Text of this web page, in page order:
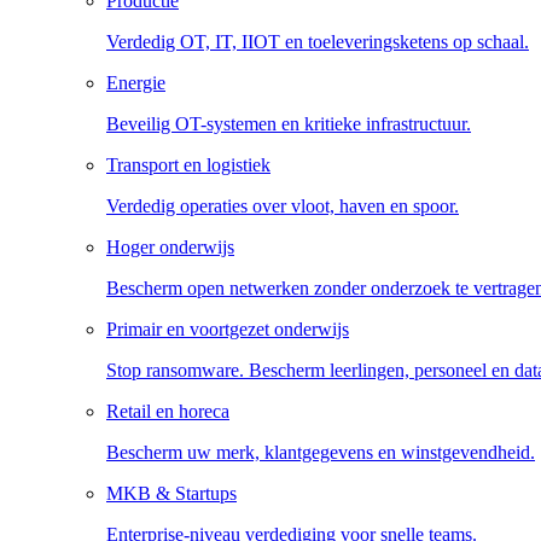
Verdedig OT, IT, IIOT en toeleveringsketens op schaal.
Energie
Beveilig OT-systemen en kritieke infrastructuur.
Transport en logistiek
Verdedig operaties over vloot, haven en spoor.
Hoger onderwijs
Bescherm open netwerken zonder onderzoek te
Primair en voortgezet onderwijs
Stop ransomware. Bescherm leerlingen, personeel en
Retail en horeca
Bescherm uw merk, klantgegevens en winstgevendheid.
MKB & Startups
Enterprise-niveau verdediging voor snelle teams.